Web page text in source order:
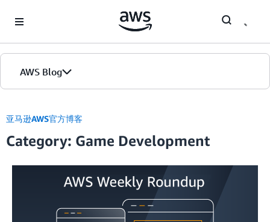
AWS Blog
首页
版本
亚马逊AWS官方博客
Category: Game Development